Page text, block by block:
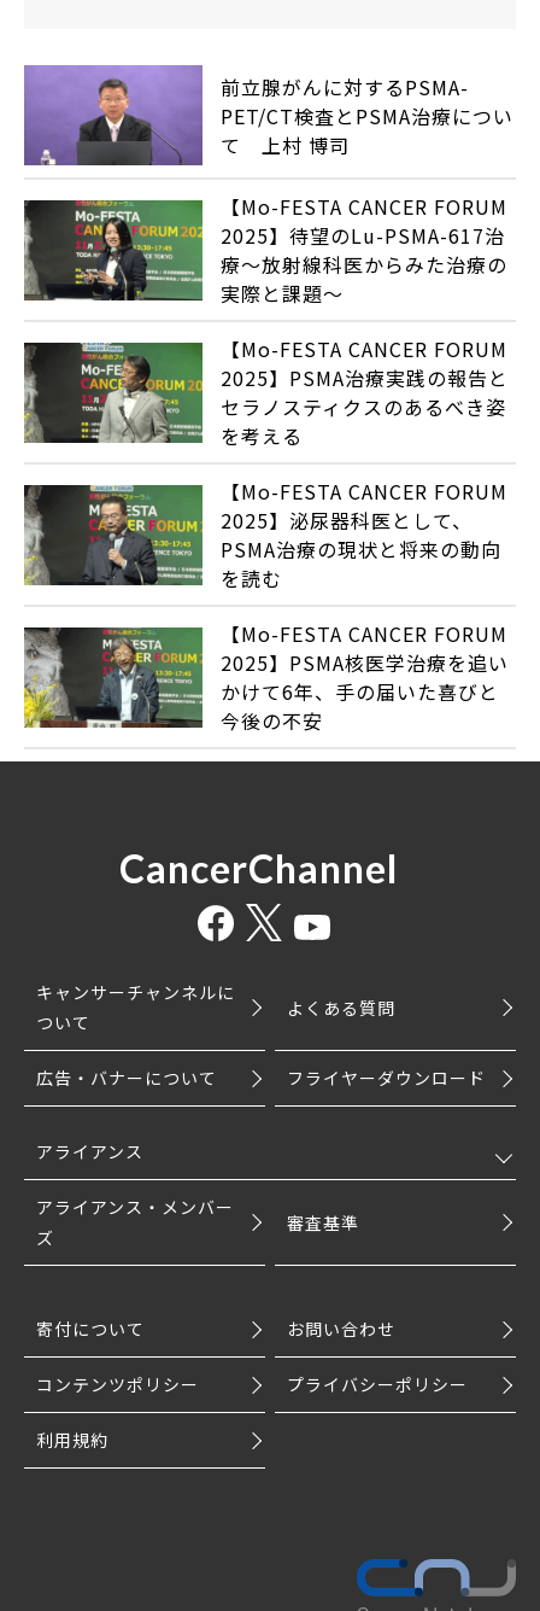
前立腺がんに対するPSMA-
PET/CT検査とPSMA治療につい
て 上村 博司
【Mo-FESTA CANCER FORUM
2025】待望のLu-PSMA-617治
療～放射線科医からみた治療の
実際と課題～
【Mo-FESTA CANCER FORUM
2025】PSMA治療実践の報告と
セラノスティクスのあるべき姿
を考える
【Mo-FESTA CANCER FORUM
2025】泌尿器科医として、
PSMA治療の現状と将来の動向
を読む
【Mo-FESTA CANCER FORUM
2025】PSMA核医学治療を追い
かけて6年、手の届いた喜びと
今後の不安
CancerChannel
キャンサーチャンネルに
ついて
よくある質問
広告・バナーについて フライヤーダウンロード
アライアンス
アライアンス・メンバー
ズ
審査基準
寄付について お問い合わせ
コンテンツポリシー プライバシーポリシー
利用規約